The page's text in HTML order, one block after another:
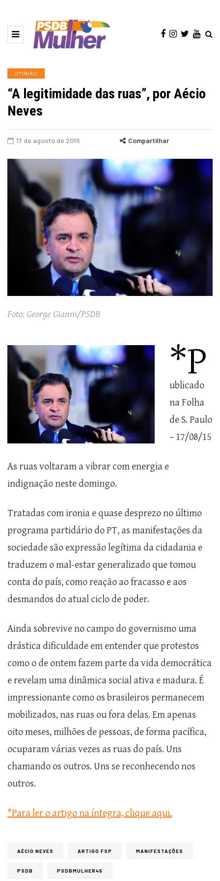
OPINIÃO
“A legitimidade das ruas”, por Aécio
Neves
17 de agosto de 2015 Compartilhar
Foto: George Gianni/PSDB
*P
ublicado
na Folha
de S. Paulo
– 17/08/15
As ruas voltaram a vibrar com energia e
indignação neste domingo.
Tratadas com ironia e quase desprezo no último
programa partidário do PT, as manifestações da
sociedade são expressão legítima da cidadania e
traduzem o mal-estar generalizado que tomou
conta do país, como reação ao fracasso e aos
desmandos do atual ciclo de poder.
Ainda sobrevive no campo do governismo uma
drástica dificuldade em entender que protestos
como o de ontem fazem parte da vida democrática
e revelam uma dinâmica social ativa e madura. É
impressionante como os brasileiros permanecem
mobilizados, nas ruas ou fora delas. Em apenas
oito meses, milhões de pessoas, de forma pacífica,
ocuparam várias vezes as ruas do país. Uns
chamando os outros. Uns se reconhecendo nos
outros.
*Para ler o artigo na íntegra, clique aqui.
AÉCIO NEVES ARTIGO FSP MANIFESTAÇÕES
PSDB PSDBMULHER45